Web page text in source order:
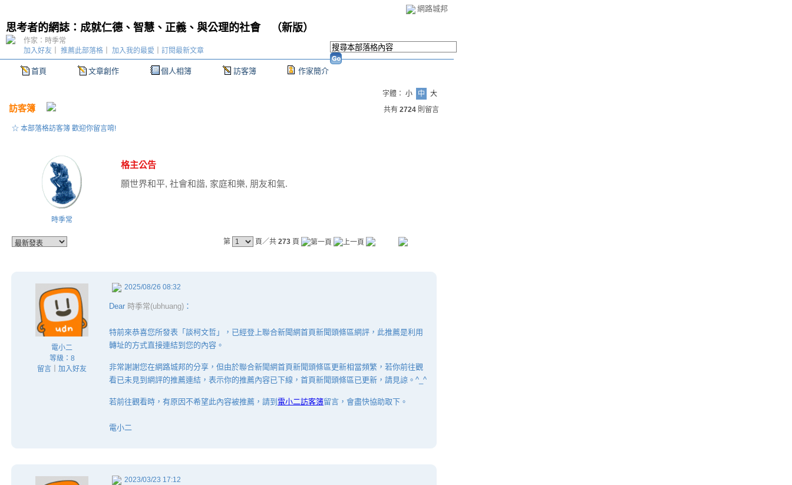
網路城邦
思考者的網誌：成就仁德、智慧、正義、與公理的社會（新版）
首頁 文章創作 個人相簿 訪客簿 作家簡介
加入好友 推薦此部落格 加入我的最愛 訂閱最新文章
作家：時季常
字體： 小 中 大
訪客簿 共有 2724 則留言
☆ 本部落格訪客簿 歡迎你留言唷!
時季常
格主公告
願世界和平, 社會和諧, 家庭和樂, 朋友和氣.
第 頁／共 273 頁
電小二
等級：8
留言
加入好友
2025/08/26 08:32
Dear 時季常(ubhuang) ：
特前來恭喜您所發表「談柯文哲」，已經登上聯合新聞網首頁新聞頭條區網評，此推薦是利用
轉址的方式直接連結到您的內容。
非常謝謝您在網路城邦的分享，但由於聯合新聞網首頁新聞頭條區更新相當頻繁，若你前往觀
看已未見到網評的推薦連結，表示你的推薦內容已下線，首頁新聞頭條區已更新，請見諒。^_^
若前往觀看時，有原因不希望此內容被推薦，請到 電小二訪客簿留言，會盡快協助取下。
電小二
2023/03/23 17:12